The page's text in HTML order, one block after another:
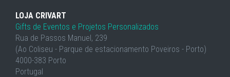
LOJA CRIVART
Gifts de Eventos e Projetos Personalizados
Rua de Passos Manuel, 239
(Ao Coliseu - Parque de estacionamento Poveiros - Porto)
4000-383 Porto
Portugal